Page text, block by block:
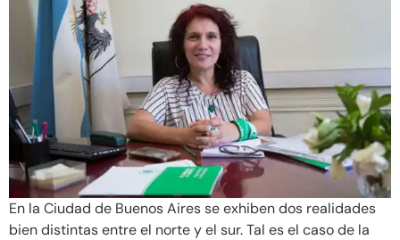
En la Ciudad de Buenos Aires se exhiben dos realidades
bien distintas entre el norte y el sur. Tal es el caso de la